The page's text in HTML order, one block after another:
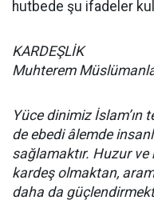
hutbede şu ifadeler
KARDEŞLİK
Muhterem
Yüce dinimiz İslam’ın
de ebedi âlemde
sağlamaktır. Huzur
kardeş olmaktan,
daha da